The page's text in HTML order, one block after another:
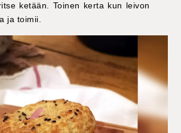
ketään. Toinen kerta kun leivon
ja toimii.